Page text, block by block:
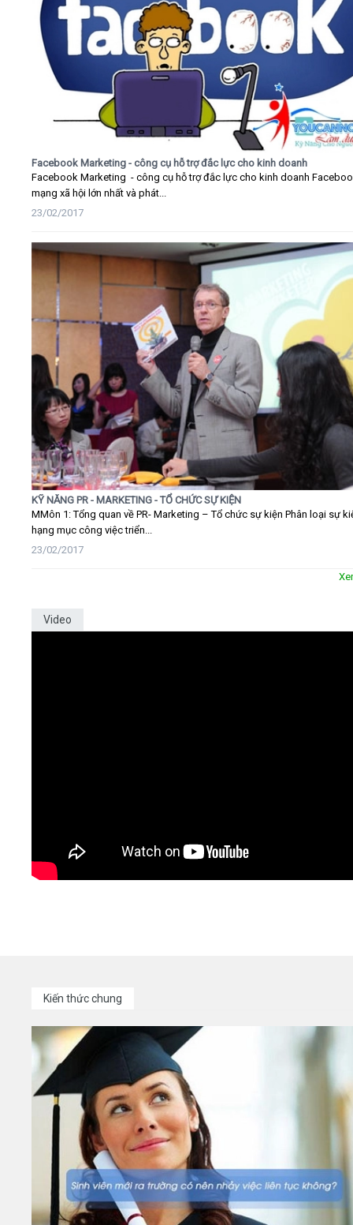
Facebook Marketing - công cụ hỗ trợ đắc lực cho kinh doanh
Facebook Marketing - công cụ hỗ trợ đắc lực cho kinh doanh
mạng xã hội lớn nhất và phát...
23/02/2017
KỸ NĂNG PR - MARKETING - TỔ CHỨC SỰ KIỆN
MMôn 1: Tổng quan về PR- Marketing – Tổ chức sự kiện Phân loại sự
hạng mục công việc triển...
23/02/2017
Video
Kiến thức chung